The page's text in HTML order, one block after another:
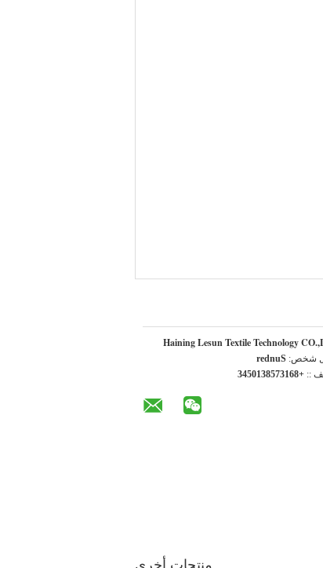
Haining Lesun Textile Technology
شخص: Sunder
::
+8613758310543
منتجات أخرى